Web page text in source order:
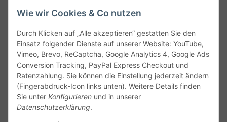
Wie wir Cookies & Co nutzen
Durch Klicken auf „Alle akzeptieren“ gestatten Sie den
Einsatz folgender Dienste auf unserer Website: YouTube,
Vimeo, Brevo, ReCaptcha, Google Analytics 4, Google Ads
Conversion Tracking, PayPal Express Checkout und
Ratenzahlung. Sie können die Einstellung jederzeit ändern
(Fingerabdruck-Icon links unten). Weitere Details finden
Sie unter Konfigurieren und in unserer
Datenschutzerklärung.
Service
Gesetzliche Informationen
Alle technischen Angaben ohne Gewähr. Irrtümer und fehlerhafte
Angaben vorbehalten. Wenn Sie Datenblätter oder spezielle